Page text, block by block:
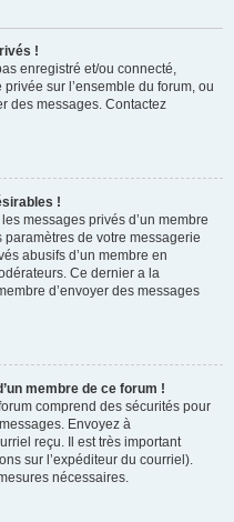
!
enregistré et/ou connecté,
sur l’ensemble du forum, ou
des messages. Contactez
!
messages privés d’un membre
de votre messagerie
abusifs d’un membre en
Ce dernier a la
d’envoyer des messages
membre de ce forum !
comprend des sécurités pour
Envoyez à
reçu. Il est très important
sur l’expéditeur du courriel).
nécessaires.